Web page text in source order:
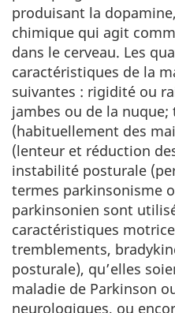
produisant la
chimique qui agit
dans le cerveau. Les
caractéristiques de la
suivantes : rigidité ou
jambes ou de la
(habituellement des
(lenteur et réduction
instabilité posturale
termes parkinsonisme
parkinsonien sont
caractéristiques
tremblements,
posturale), qu’elles
maladie de Parkinson
neurologiques, ou